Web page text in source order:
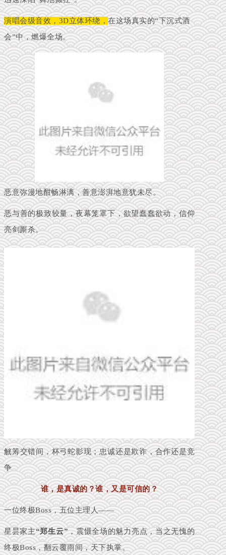
演唱会级音效，3D立体环绕， 在这场真实的“下沉式酒
会”中，燃爆全场。
恶意弥漫地酣畅淋漓，善意澎湃地意犹未尽。
恶与善的极致较量，夜幕笼罩下，欲望蠢蠢欲动，信仰
亮剑厮杀。
觥筹交错间，杯弓蛇影现；忠诚还是欺诈，合作还是竞
争
谁，是真诚的？谁，又是可信的？
一位终极Boss，五位主理人——
星昙家主“郑生云”，震慑全场的魅力亮点，当之无愧的
终极Boss，翻云覆雨间，天下执掌。